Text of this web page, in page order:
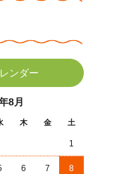
ンダー
8月
木 金 土
1
6 7 8